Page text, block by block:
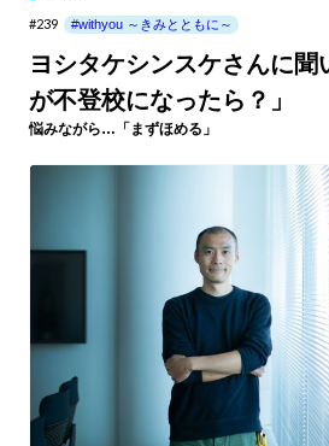
#239 #withyou ～きみとともに～
ヨシタケシンスケさんに聞
が不登校になったら？」
悩みながら…「まずほめる」